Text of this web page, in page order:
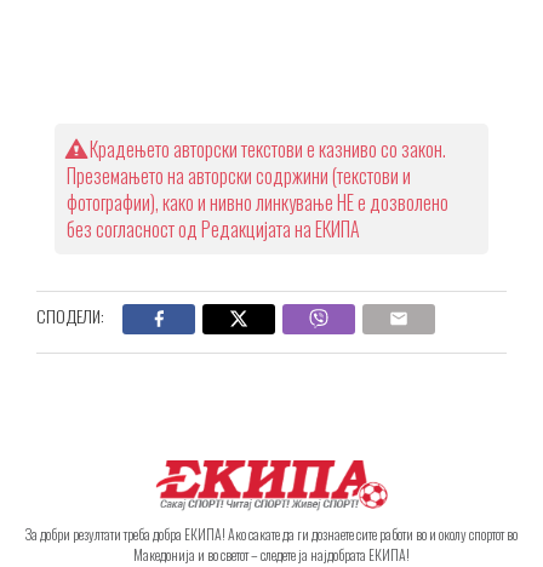
Крадењето авторски текстови е казниво со закон.
Преземањето на авторски содржини (текстови и
фотографии), како и нивно линкување НЕ е дозволено
без согласност од Редакцијата на ЕКИПА
СПОДЕЛИ:
За добри резултати треба добра ЕКИПА! Ако сакате да ги дознаете сите работи во и околу спортот во
Македонија и во светот – следете ја најдобрата ЕКИПА!